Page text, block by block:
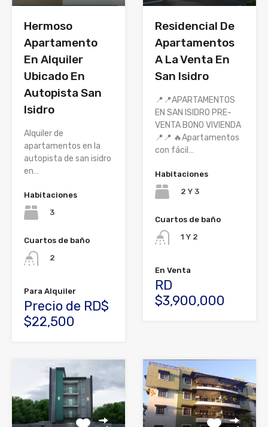
Hermoso
Apartamento
En Alquiler
Ubicado En
Autopista San
Isidro
Alquiler de
apartamentos en la
autopista de san isidro
en…
Habitaciones
3
Cuartos de baño
2
Para Alquiler
Precio de RD$
$22,500
Residencial De
Apartamentos
A La Venta En
San Isidro
📍📍APARTAMENTOS
EN SAN ISIDRO PRE-
VENTA BONO VIVIENDA
📍📍 🔥Apartamentos
con fácil…
Habitaciones
2 Y 3
Cuartos de baño
1 Y 2
En Venta
RD
$3,900,000